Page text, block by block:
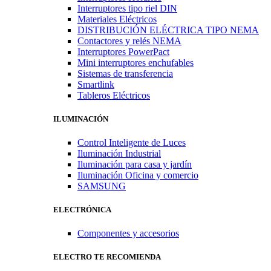
Interruptores tipo riel DIN
Materiales Eléctricos
DISTRIBUCIÓN ELÉCTRICA TIPO NEMA
Contactores y relés NEMA
Interruptores PowerPact
Mini interruptores enchufables
Sistemas de transferencia
Smartlink
Tableros Eléctricos
ILUMINACIÓN
Control Inteligente de Luces
Iluminación Industrial
Iluminación para casa y jardín
Iluminación Oficina y comercio
SAMSUNG
ELECTRÓNICA
Componentes y accesorios
ELECTRO TE RECOMIENDA